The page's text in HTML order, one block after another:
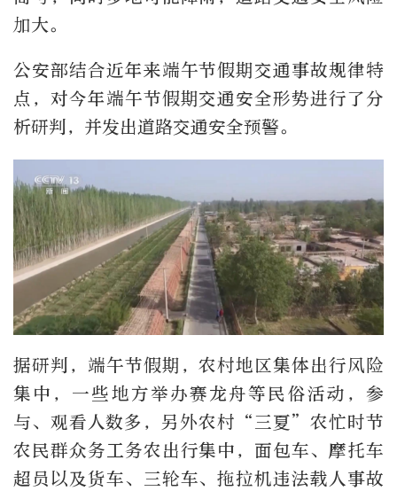
加大。
公安部结合近年来端午节假期交通事故规律特
点，对今年端午节假期交通安全形势进行了分
析研判，并发出道路交通安全预警。
据研判，端午节假期，农村地区集体出行风险
集中，一些地方举办赛龙舟等民俗活动，参
与、观看人数多，另外农村“三夏”农忙时节
农民群众务工务农出行集中，面包车、摩托车
超员以及货车、三轮车、拖拉机违法载人事故